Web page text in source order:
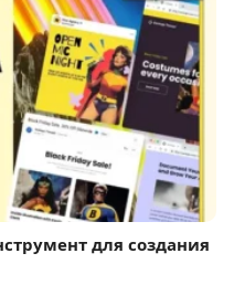
для создания